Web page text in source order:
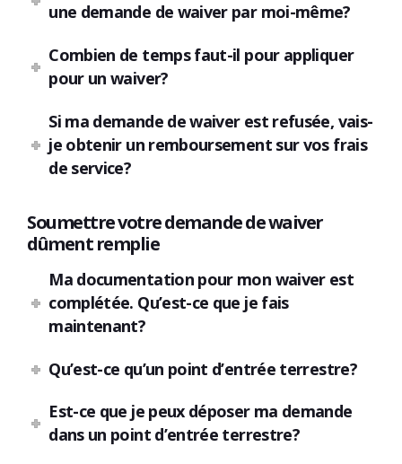
une demande de waiver par moi-même?
Combien de temps faut-il pour appliquer
pour un waiver?
Si ma demande de waiver est refusée, vais-
je obtenir un remboursement sur vos frais
de service?
Soumettre votre demande de waiver
dûment remplie
Ma documentation pour mon waiver est
complétée. Qu’est-ce que je fais
maintenant?
Qu’est-ce qu’un point d’entrée terrestre?
Est-ce que je peux déposer ma demande
dans un point d’entrée terrestre?